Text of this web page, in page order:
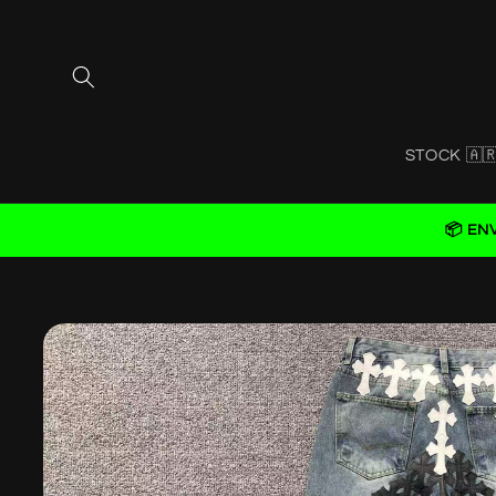
STOCK
📦
Skip to
product
information